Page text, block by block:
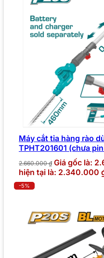
Máy cắt tỉa hàng rào
TPHT201601 (chưa
2.660.000₫ Giá gốc là:
hiện tại là: 2.340.000
-5%